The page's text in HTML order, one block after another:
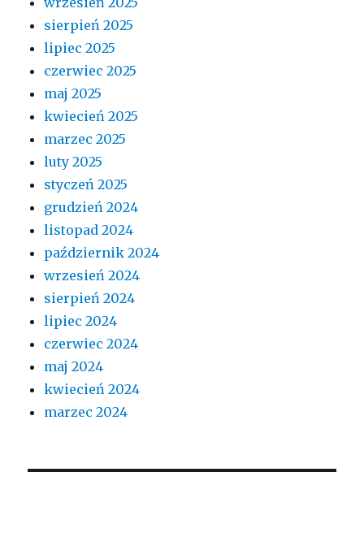
sierpień 2025
lipiec 2025
czerwiec 2025
maj 2025
kwiecień 2025
marzec 2025
luty 2025
styczeń 2025
grudzień 2024
listopad 2024
październik 2024
wrzesień 2024
sierpień 2024
lipiec 2024
czerwiec 2024
maj 2024
kwiecień 2024
marzec 2024